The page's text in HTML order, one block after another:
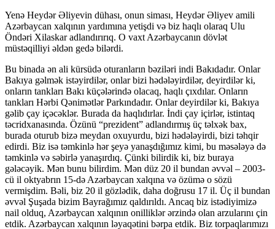
Yenə Heydər Əliyevin dühası, onun siması, Heydər Əliyev amili
Azərbaycan xalqının yardımına yetişdi və biz haqlı olaraq Ulu
Öndəri Xilaskar adlandırırıq. O vaxt Azərbaycanın dövlət
müstəqilliyi əldən gedə bilərdi.
Bu binada ən ali kürsüdə oturanların bəziləri indi Bakıdadır. Onlar
Bakıya gəlmək istəyirdilər, onlar bizi hədələyirdilər, deyirdilər ki,
onların tankları Bakı küçələrində olacaq, haqlı çıxdılar. Onların
tankları Hərbi Qənimətlər Parkındadır. Onlar deyirdilər ki, Bakıya
gəlib çay içəcəklər. Burada da haqlıdırlar. İndi çay içirlər, istintaq
təcridxanasında. Özünü “prezident” adlandırmış üç təlxək bax,
burada oturub bizə meydan oxuyurdu, bizi hədələyirdi, bizi təhqir
edirdi. Biz isə təmkinlə hər şeyə yanaşdığımız kimi, bu məsələyə də
təmkinlə və səbirlə yanaşırdıq. Çünki bilirdik ki, biz buraya
gələcəyik. Mən bunu bilirdim. Mən düz 20 il bundan əvvəl – 2003-
cü il oktyabrın 15-də Azərbaycan xalqına və özümə o sözü
vermişdim. Bəli, biz 20 il gözlədik, daha doğrusu 17 il. Üç il bundan
əvvəl Şuşada bizim Bayrağımız qaldırıldı. Ancaq biz istədiyimizə
nail olduq, Azərbaycan xalqının onilliklər ərzində olan arzularını çin
etdik. Azərbaycan xalqının ləyaqətini bərpa etdik. Biz torpaqlarımızı